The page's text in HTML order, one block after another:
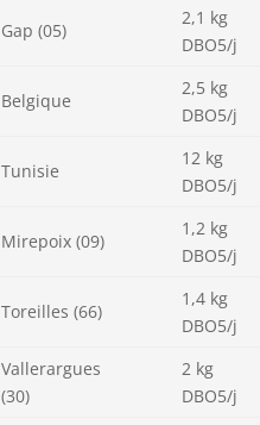
Gap (05)
2,1 kg
DBO5/j
Belgique
2,5 kg
DBO5/j
Tunisie
12 kg
DBO5/j
Mirepoix (09)
1,2 kg
DBO5/j
Toreilles (66)
1,4 kg
DBO5/j
Vallerargues
(30)
2 kg
DBO5/j